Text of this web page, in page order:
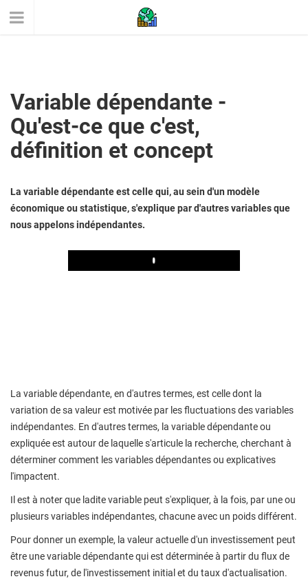
Variable dépendante -
Qu'est-ce que c'est,
définition et concept
La variable dépendante est celle qui, au sein d'un modèle
économique ou statistique, s'explique par d'autres variables que
nous appelons indépendantes.
Play
La variable dépendante, en d'autres termes, est celle dont la
variation de sa valeur est motivée par les fluctuations des variables
indépendantes. En d'autres termes, la variable dépendante ou
expliquée est autour de laquelle s'articule la recherche, cherchant à
déterminer comment les variables dépendantes ou explicatives
l'impactent.
Il est à noter que ladite variable peut s'expliquer, à la fois, par une ou
plusieurs variables indépendantes, chacune avec un poids différent.
Pour donner un exemple, la valeur actuelle d'un investissement peut
être une variable dépendante qui est déterminée à partir du flux de
revenus futur, de l'investissement initial et du taux d'actualisation.